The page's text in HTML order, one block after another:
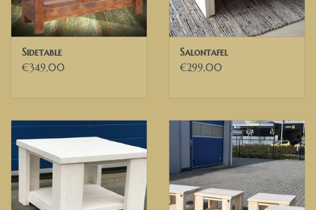
Sidetable
€349,00
Salontafel
€299,00